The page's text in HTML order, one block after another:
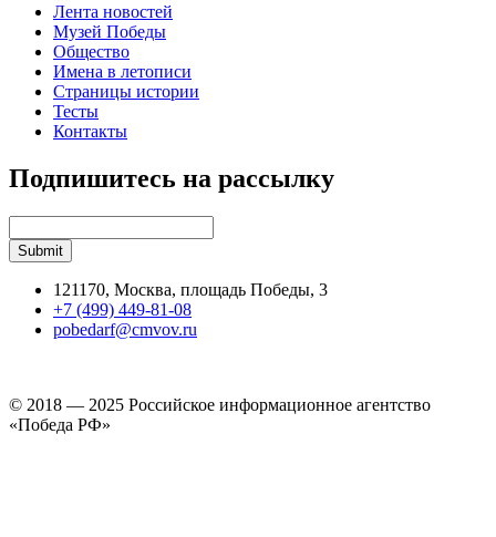
Лента новостей
Музей Победы
Общество
Имена в летописи
Страницы истории
Тесты
Контакты
Подпишитесь на рассылку
121170, Москва, площадь Победы, 3
+7 (499) 449-81-08
pobedarf@cmvov.ru
© 2018 — 2025 Российское информационное агентство
«Победа РФ»